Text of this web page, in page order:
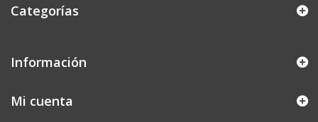
Categorías
Información
Mi cuenta